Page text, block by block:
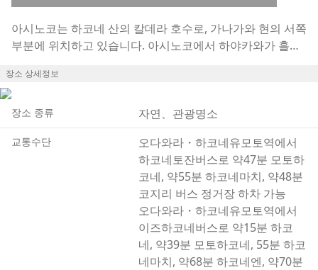
Player
아시노코는 하코네 산의 칼데라 호수로, 가나가와 현의 서쪽
부분에 위치하고 있습니다. 아시노코에서 하야카와가 흘러
강, 계곡, 항구에서의 낚시 등, 다양한 낚시도 즐길 수 있습니
「하코네해적선」이 기항하는 지점이 몇 군데 있어, 코지리,
하코네엔, 모토하코네, 하코네마치 등을 오가고 있습니다.
배를 타고 아시노코를 이동하면 자동차의 정체와 상관없이
후지산을 바라보며 우아한 시간을 보낼 수 있습니다. 특히
하코네 신사의 도리이와 푸른 호수, 하얀 눈이 쌓인 후지산
의 대비는 절경으로, 하코네에 오면 빼놓을 수 없는 관광 명
소라고 할 것입니다. 노지리 근처에서 하코네 로프웨이, 하
코네 공원에서는 고마가타케 로프웨이가 각각 나오고있어
하코네산이 만들어내는 경치를 즐길 수도 있습니다.
장소 상세정보
장소 종류 자연、관광명소
교통수단
오다와라・하코네유모토역에서
하코네토잔버스로 약47분 모토하
코네, 약55분 하코네마치, 약48분
코지리 버스 정거장 하차 가능
오다와라・하코네유모토역에서
이즈하코네버스로 약15분 하코
네, 약39분 모토하코네, 55분 하코
네마치, 약68분 하코네엔, 약70분